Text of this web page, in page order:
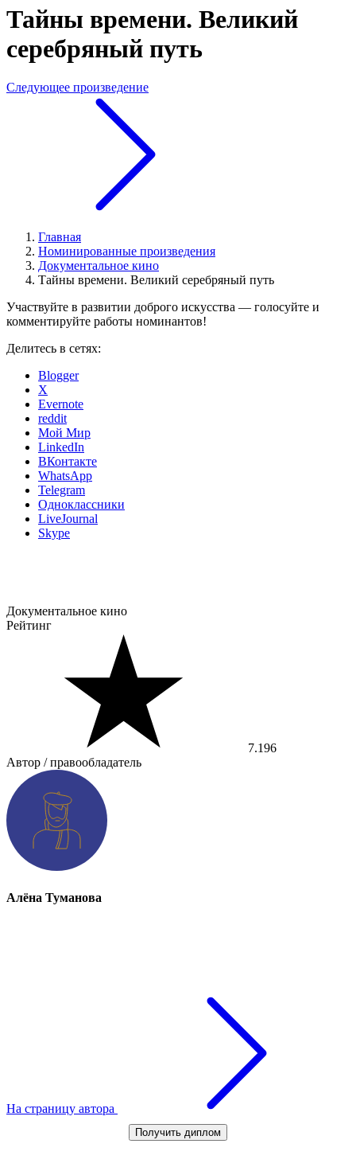
Тайны времени. Великий
серебряный путь
Следующее произведение
Главная
Номинированные произведения
Документальное кино
Тайны времени. Великий серебряный путь
Участвуйте в развитии доброго искусства — голосуйте и
комментируйте работы номинантов!
Делитесь в сетях:
Blogger
X
Evernote
reddit
Мой Мир
LinkedIn
ВКонтакте
WhatsApp
Telegram
Одноклассники
LiveJournal
Skype
Документальное кино
Рейтинг
7.196
Автор / правообладатель
Алёна Туманова
На страницу автора
Получить диплом